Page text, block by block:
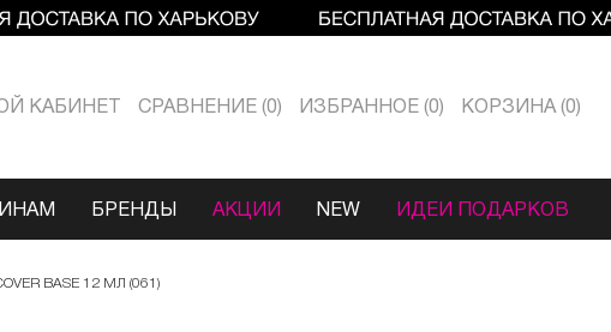
КАБИНЕТ СРАВНЕНИЕ 0 ИЗБРАННОЕ 0 КОРЗИНА 0
БРЕНДЫ АКЦИИ NEW ИДЕИ ПОДАРКОВ
BASE 12 МЛ (061)